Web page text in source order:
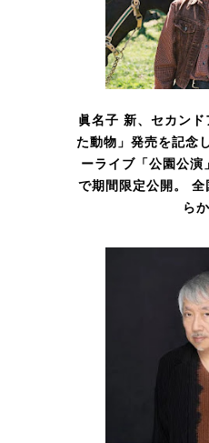
眞名子 新、セカン
た動物」発売を記念
ーライブ「公園公
で期間限定公開。 全
ら